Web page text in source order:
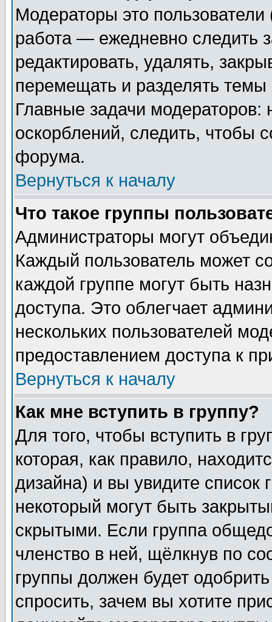
Модераторы это
работа — ежедневно следить
редактировать, удалять,
перемещать и разделять
Главные задачи
оскорблений, следить, чтобы
форума.
Вернуться к началу
Что такое группы
Администраторы могут
Каждый пользователь может
каждой группе могут быть
доступа. Это облегчает
нескольких пользователей
предоставлением доступа к
Вернуться к началу
Как мне вступить в группу?
Для того, чтобы вступить в
которая, как правило,
дизайна) и вы увидите список
некоторый могут быть
скрытыми. Если группа
членство в ней, щёлкнув по
группы должен будет
спросить, зачем вы хотите